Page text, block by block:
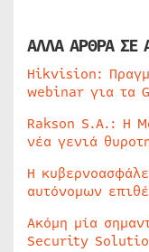
ΑΛΛΑ ΑΡΘΡΑ ΣΕ
Hikvision:
webinar για τα
Rakson S.A.: Η
νέα γενιά
Η
αυτόνομων
Ακόμη μία
Security